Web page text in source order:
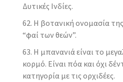
Δυτικές Ινδίες.
Η βοτανική ονομασία
“φαί των θεών”.
Η μπανανιά είναι το
κορμό. Είναι πόα και όχι
κατηγορία με τις ορχιδέες.